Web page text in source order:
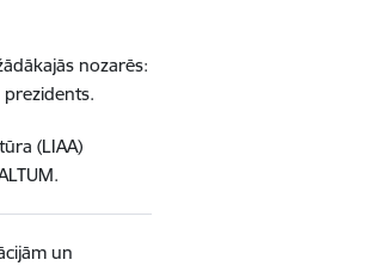
nozarēs:
prezidents.
(LIAA)
un